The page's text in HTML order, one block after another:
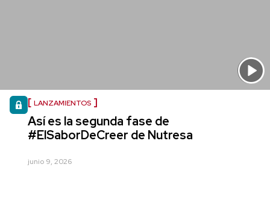
LANZAMIENTOS
Así es la segunda fase de
#ElSaborDeCreer de Nutresa
junio 9, 2026